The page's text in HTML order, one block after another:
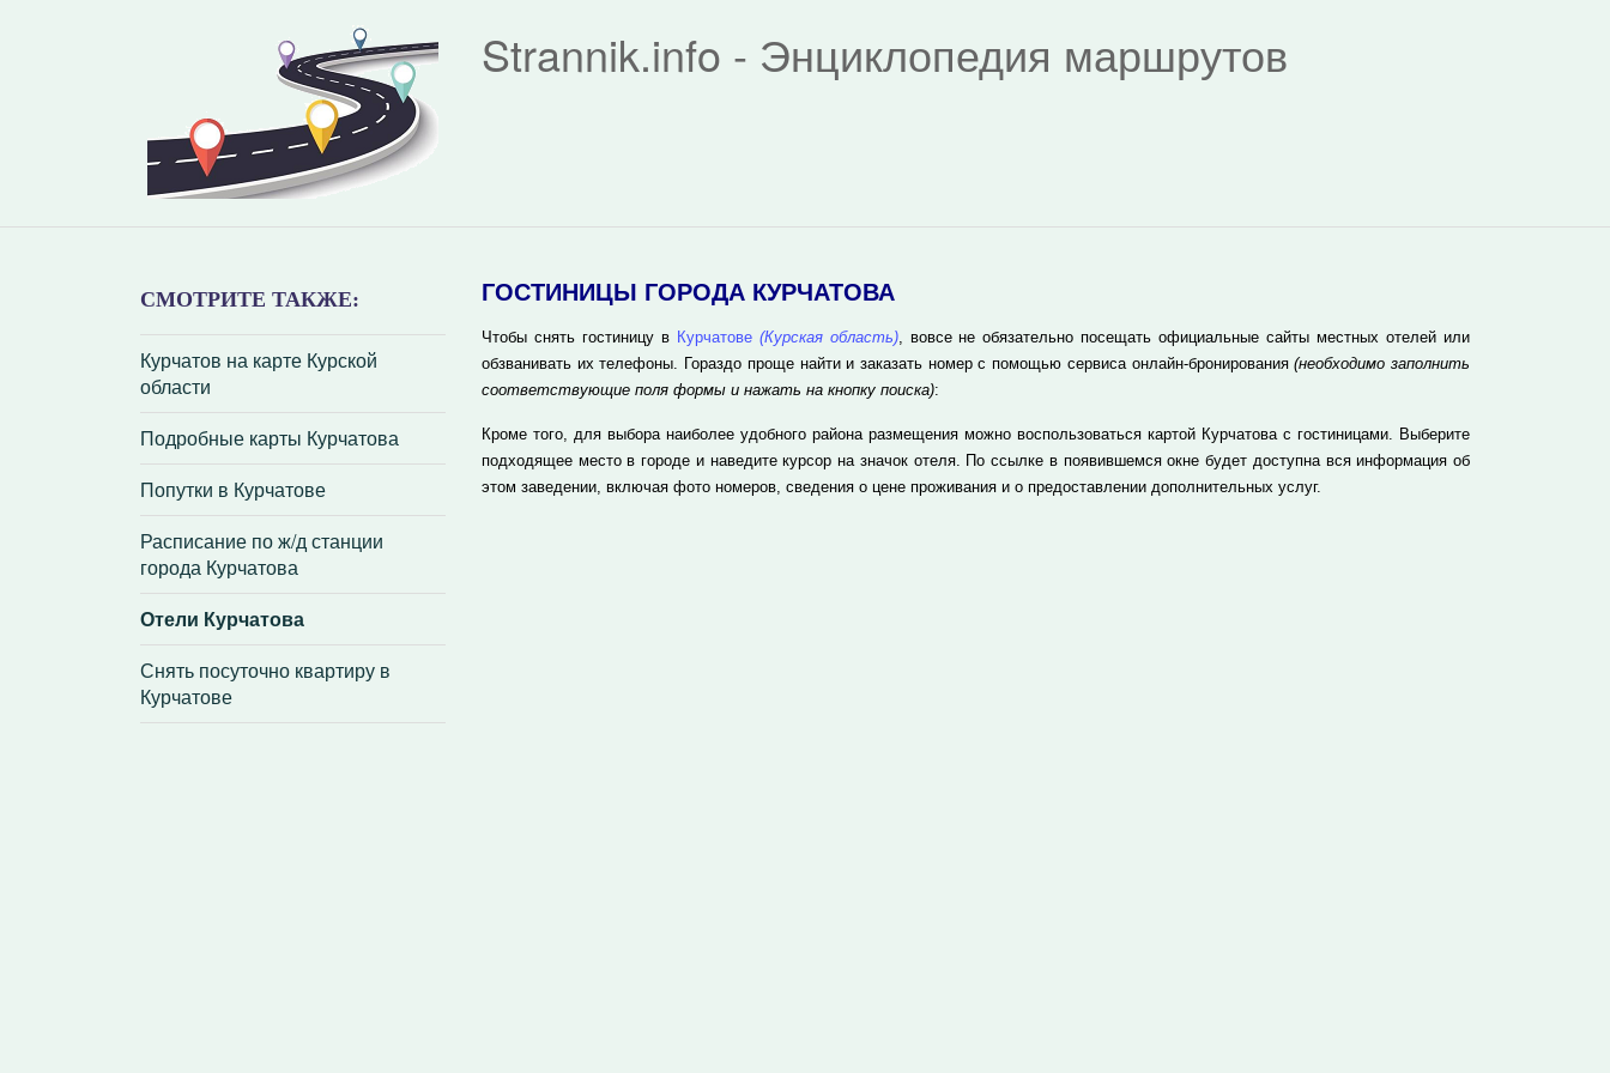
Strannik.info - Энциклопедия маршрутов
СМОТРИТЕ ТАКЖЕ:
Курчатов на карте Курской
области
Подробные карты Курчатова
Попутки в Курчатове
Расписание по ж/д станции
города Курчатова
Отели Курчатова
Снять посуточно квартиру в
Курчатове
ГОСТИНИЦЫ ГОРОДА КУРЧАТОВА
Чтобы снять гостиницу в Курчатове(Курская область), вовсе не обязательно посещать официальные сайты местных отелей или
обзванивать их телефоны. Гораздо проще найти и заказать номер с помощью сервиса онлайн-бронирования(необходимо заполнить
соответствующие поля формы и нажать на кнопку поиска):
Кроме того, для выбора наиболее удобного района размещения можно воспользоваться картой Курчатова с гостиницами. Выберите
подходящее место в городе и наведите курсор на значок отеля. По ссылке в появившемся окне будет доступна вся информация об
этом заведении, включая фото номеров, сведения о цене проживания и о предоставлении дополнительных услуг.